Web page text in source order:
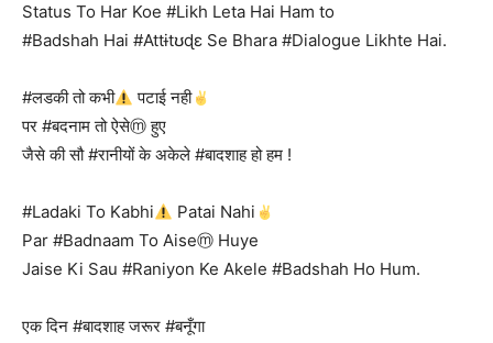
Status To Har Koe #Likh Leta Hai Ham to
#Badshah Hai #Attɨtʊɖɛ Se Bhara #Dialogue Likhte Hai.
#लडकी तो कभी
पटाई नही
पर #बदनाम तो ऐसेⓜ हुए
जैसे की सौ #रानीयों के अकेले #बादशाह हो हम !
#Ladaki To Kabhi
Patai Nahi
Par #Badnaam To Aiseⓜ Huye
Jaise Ki Sau #Raniyon Ke Akele #Badshah Ho Hum.
एक दिन #बादशाह जरूर #बनूँगा